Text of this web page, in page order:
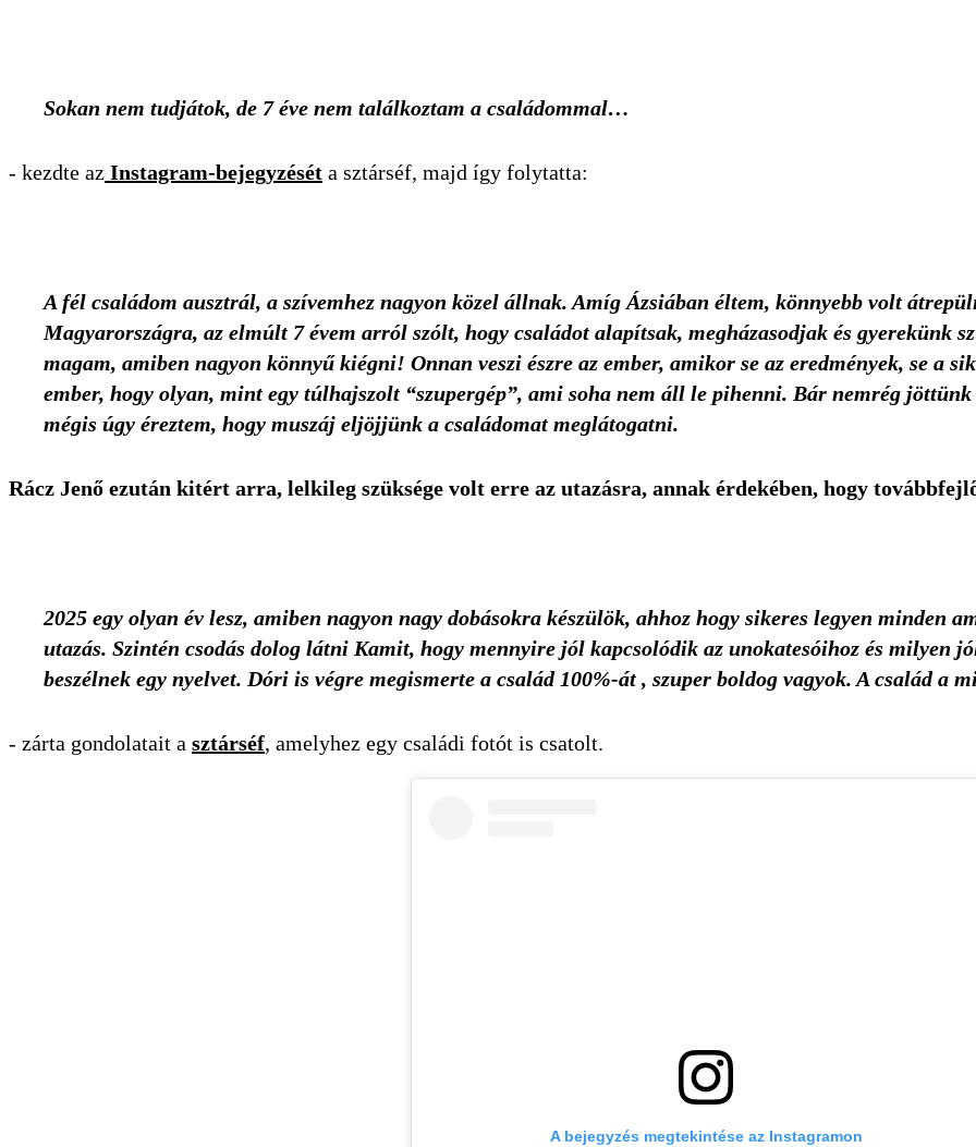
Sokan nem tudjátok, de 7 éve nem találkoztam a családommal…
- kezdte az Instagram-bejegyzését a sztárséf, majd így folytatta:
A fél családom ausztrál, a szívemhez nagyon közel állnak. Amíg Ázsiában éltem, könnyebb volt
Magyarországra, az elmúlt 7 évem arról szólt, hogy családot alapítsak, megházasodjak és gyerekünk
magam, amiben nagyon könnyű kiégni! Onnan veszi észre az ember, amikor se az eredmények, se a
ember, hogy olyan, mint egy túlhajszolt “szupergép”, ami soha nem áll le pihenni. Bár nemrég
mégis úgy éreztem, hogy muszáj eljöjjünk a családomat meglátogatni.
Rácz Jenő ezután kitért arra, lelkileg szüksége volt erre az utazásra, annak érdekében, hogy
2025 egy olyan év lesz, amiben nagyon nagy dobásokra készülök, ahhoz hogy sikeres legyen minden
utazás. Szintén csodás dolog látni Kamit, hogy mennyire jól kapcsolódik az unokatesóihoz és milyen
beszélnek egy nyelvet. Dóri is végre megismerte a család 100%-át , szuper boldog vagyok. A család a
- zárta gondolatait a sztárséf, amelyhez egy családi fotót is csatolt.
A bejegyzés megtekintése az Instagramon